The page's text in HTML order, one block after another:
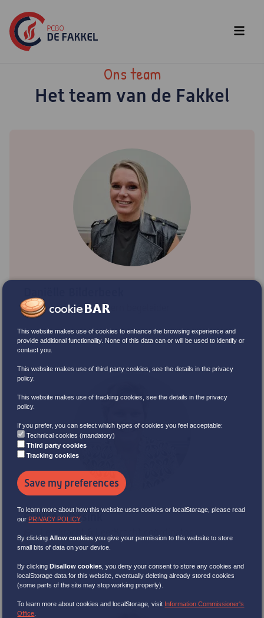
Ons team
Het team van de Fakkel
Leerkracht en Intern begeleider
Eunice Wassink
This website makes use of cookies to enhance the browsing experience and
provide additional functionality. None of this data can or will be used to identify or
contact you.
This website makes use of third party cookies, see the details in the privacy
policy.
This website makes use of tracking cookies, see the details in the privacy
policy.
If you prefer, you can select which types of cookies you feel acceptable:
Technical cookies (mandatory)
Third party cookies
Tracking cookies
Save my preferences
To learn more about how this website uses cookies or localStorage, please read
our PRIVACY POLICY.
By clickingAllow cookies you give your permission to this website to store
small bits of data on your device.
By clicking Disallow cookies ,you deny your consent to store any cookies and
localStorage data for this website, eventually deleting already stored cookies
(some parts of the site may stop working properly).
To learn more about cookies and localStorage, visit Information Commissioner's
Office